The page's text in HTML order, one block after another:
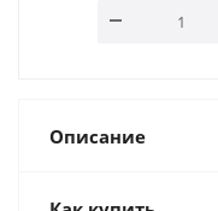
Описание